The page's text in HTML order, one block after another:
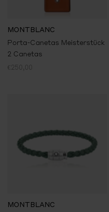
MONTBLANC
Porta-Canetas Meisterstück
2 Canetas
€250,00
MONTBLANC